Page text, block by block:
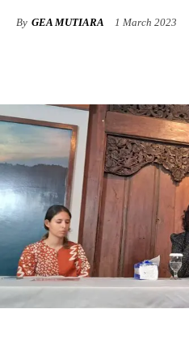
By GEA MUTIARA 1 March 2023